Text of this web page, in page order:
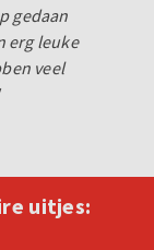
gedaan
erg leuke
veel
uitjes: